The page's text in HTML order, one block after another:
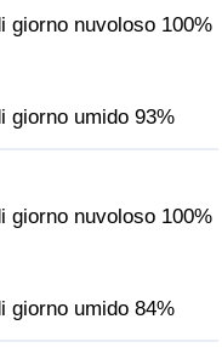
giorno nuvoloso 100%
giorno umido 93%
giorno nuvoloso 100%
giorno umido 84%